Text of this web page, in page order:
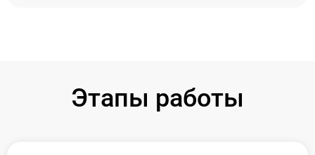
Этапы работы